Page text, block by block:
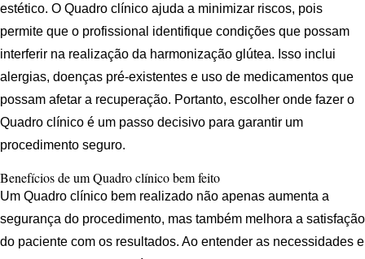
estético. O Quadro clínico ajuda a minimizar riscos, pois
permite que o profissional identifique condições que possam
interferir na realização da harmonização glútea. Isso inclui
alergias, doenças pré-existentes e uso de medicamentos que
possam afetar a recuperação. Portanto, escolher onde fazer o
Quadro clínico é um passo decisivo para garantir um
procedimento seguro.
Benefícios de um Quadro clínico bem feito
Um Quadro clínico bem realizado não apenas aumenta a
segurança do procedimento, mas também melhora a satisfação
do paciente com os resultados. Ao entender as necessidades e